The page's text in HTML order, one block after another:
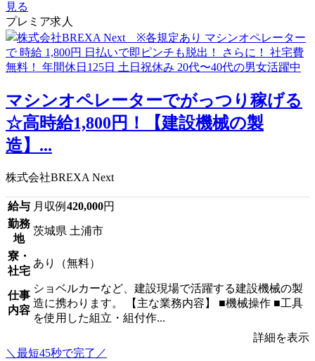
見る
プレミア求人
マシンオペレーターでがっつり稼げる
☆高時給1,800円！【建設機械の製
造】...
株式会社BREXA Next
給与 月収例 420,000円
勤務
地
茨城県 土浦市
寮・
社宅
あり（無料）
仕事
内容
ショベルカーなど、建設現場で活躍する建設機械の製
造に携わります。 【主な業務内容】 ■機械操作 ■工具
を使用した組立・組付作...
詳細を表示
＼最短45秒で完了／